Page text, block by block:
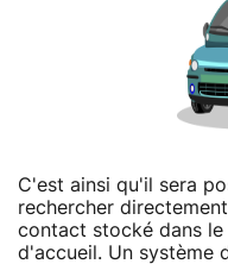
C'est ainsi qu'il sera
rechercher
contact stocké dans
d'accueil. Un système